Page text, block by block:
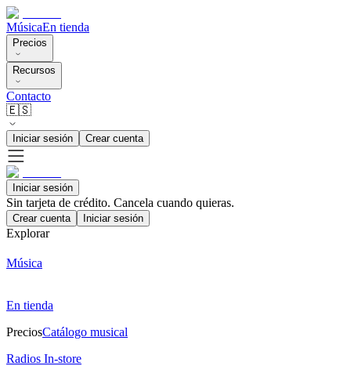
MúsicaEn tienda
Precios
Recursos
Contacto
🇪🇸
Iniciar sesión Crear cuenta
Iniciar sesión
Sin tarjeta de crédito. Cancela cuando quieras.
Crear cuenta Iniciar sesión
Explorar
Música
En tienda
PreciosCatálogo musical
Radios In-store